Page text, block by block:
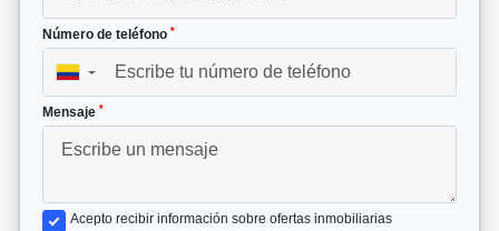
Número de teléfono *
▼
Mensaje *
Acepto recibir información sobre ofertas inmobiliarias